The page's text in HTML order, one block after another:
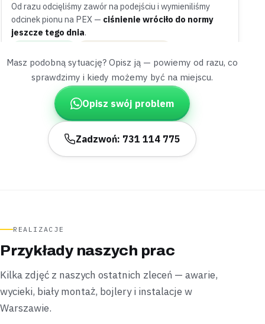
Od razu odcięliśmy zawór na podejściu i wymieniliśmy
odcinek pionu na PEX — ciśnienie wróciło do normy
jeszcze tego dnia.
Żoliborz Oficerski apartamentowiec
„Podgrzewacz w łazience przestał trzymać
temperaturę i chłodna woda mieszała się z ciepłą.”
Wymieniliśmy zużyty termostat i podłączyliśmy bojler na
nowo z naczyniem przeponowym —ciepła woda
ustabilizowała się w niecałą godzinę.
„Spod pralki w kawalerce zaczęła sączyć się woda
na podłogę.”
Namierzyliśmy pęknięty wężyk doprowadzający i
wymieniliśmy go na nowy —
awarię usunęliśmy
podczas jednej wizyty.
Opanowane 1 wizyta
Masz podobną sytuację? Opisz ją — powiemy od razu, co
sprawdzimy i kiedy możemy być na miejscu.
Opisz swój problem
Zadzwoń: 731 114 775
REALIZACJE
Przykłady naszych prac
Kilka zdjęć z naszych ostatnich zleceń — awarie,
wycieki, biały montaż, bojlery i instalacje w
Warszawie.